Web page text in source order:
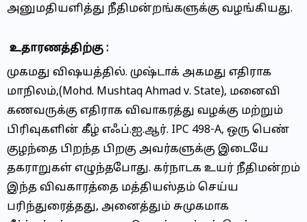
அனுமதியளித்து நீதிமன்றங்களுக்கு வழங்கியது.
உதாரணத்திற்கு :
முகமது விஷயத்தில். முஷ்டாக் அகமது எதிராக
மாநிலம்,(Mohd. Mushtaq Ahmad v. State), மனைவி
கணவருக்கு எதிராக விவாகரத்து வழக்கு மற்றும்
பிரிவுகளின் கீழ் எஃப்.ஐ.ஆர். IPC 498-A, ஒரு பெண்
குழந்தை பிறந்த பிறகு அவர்களுக்கு இடையே
தகராறுகள் எழுந்தபோது. கர்நாடக உயர் நீதிமன்றம்
இந்த விவகாரத்தை மத்தியஸ்தம் செய்ய
பரிந்துரைத்தது, அனைத்தும் சுமுகமாக